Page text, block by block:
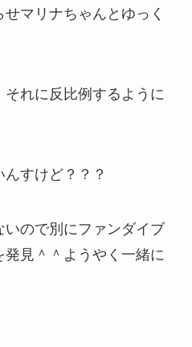
マリナちゃんとゆっく
れに反比例するように
んすけど？？？
いので別にファンダイブ
見＾＾ようやく一緒に